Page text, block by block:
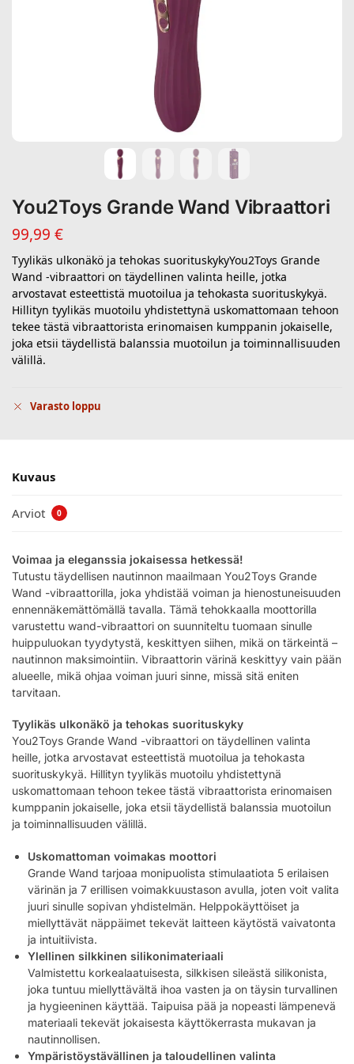
You2Toys Grande Wand Vibraattori
99,99 €
Tyylikäs ulkonäkö ja tehokas suorituskykyYou2Toys Grande
Wand -vibraattori on täydellinen valinta heille, jotka
arvostavat esteettistä muotoilua ja tehokasta suorituskykyä.
Hillityn tyylikäs muotoilu yhdistettynä uskomattomaan tehoon
tekee tästä vibraattorista erinomaisen kumppanin jokaiselle,
joka etsii täydellistä balanssia muotoilun ja toiminnallisuuden
välillä.
Varasto loppu
Kuvaus
Arviot 0
Voimaa ja eleganssia jokaisessa hetkessä!
Tutustu täydellisen nautinnon maailmaan You2Toys Grande
Wand -vibraattorilla, joka yhdistää voiman ja hienostuneisuuden
ennennäkemättömällä tavalla. Tämä tehokkaalla moottorilla
varustettu wand-vibraattori on suunniteltu tuomaan sinulle
huippuluokan tyydytystä, keskittyen siihen, mikä on tärkeintä –
nautinnon maksimointiin. Vibraattorin värinä keskittyy vain pään
alueelle, mikä ohjaa voiman juuri sinne, missä sitä eniten
tarvitaan.
Tyylikäs ulkonäkö ja tehokas suorituskyky
You2Toys Grande Wand -vibraattori on täydellinen valinta
heille, jotka arvostavat esteettistä muotoilua ja tehokasta
suorituskykyä. Hillityn tyylikäs muotoilu yhdistettynä
uskomattomaan tehoon tekee tästä vibraattorista erinomaisen
kumppanin jokaiselle, joka etsii täydellistä balanssia muotoilun
ja toiminnallisuuden välillä.
Uskomattoman voimakas moottori
Grande Wand tarjoaa monipuolista stimulaatiota 5 erilaisen
värinän ja 7 erillisen voimakkuustason avulla, joten voit valita
juuri sinulle sopivan yhdistelmän. Helppokäyttöiset ja
miellyttävät näppäimet tekevät laitteen käytöstä vaivatonta
ja intuitiivista.
Ylellinen silkkinen silikonimateriaali
Valmistettu korkealaatuisesta, silkkisen sileästä silikonista,
joka tuntuu miellyttävältä ihoa vasten ja on täysin turvallinen
ja hygieeninen käyttää. Taipuisa pää ja nopeasti lämpenevä
materiaali tekevät jokaisesta käyttökerrasta mukavan ja
nautinnollisen.
Ympäristöystävällinen ja taloudellinen valinta